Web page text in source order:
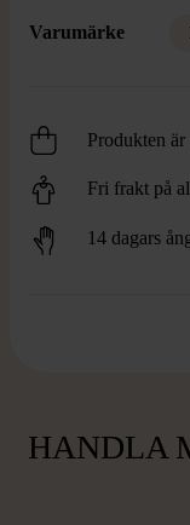
Varumärke
Produkten
Fri frakt på
14 dagars
HANDLA